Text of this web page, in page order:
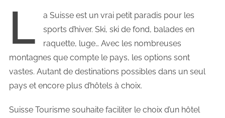
L
a Suisse est un vrai petit paradis pour les
sports d’hiver. Ski, ski de fond, balades en
raquette, luge… Avec les nombreuses
montagnes que compte le pays, les options sont
vastes. Autant de destinations possibles dans un seul
pays et encore plus d’hôtels à choix.
Suisse Tourisme souhaite faciliter le choix d’un hôtel